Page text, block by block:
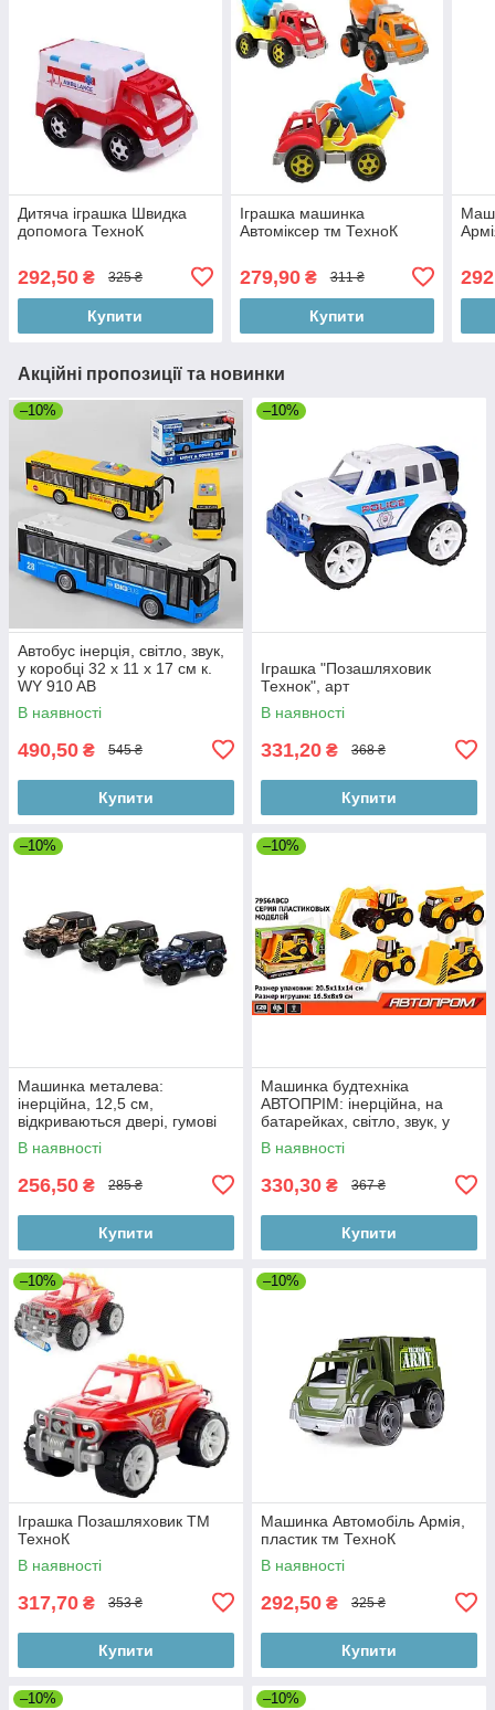
Дитяча іграшка Швидка
допомога ТехноК
292,50 ₴ 325 ₴
Купити
Іграшка машинка
Автоміксер тм ТехноК
279,90₴ 311 ₴
Купити
Акційні пропозиції та новинки
–10%
Автобус інерція, світло, звук,
у коробці 32 х 11 х 17 см к.
WY 910 AB
В наявності
490,50 ₴ 545 ₴
Купити
–10%
Іграшка "Позашляховик
Технок", арт
В наявності
331,20 ₴ 368 ₴
Купити
–10%
Машинка металева:
інерційна, 12,5 см,
відкриваються двері, гумові
колеса, в коробці 16-7-8 см
В наявності
256,50 ₴ 285 ₴
Купити
–10%
Машинка будтехніка
АВТОПРІМ: інерційна, на
батарейках, світло, звук, у
коробці 20, 5*11*14 см
В наявності
330,30 ₴ 367 ₴
Купити
–10%
Іграшка Позашляховик ТМ
ТехноК
В наявності
317,70 ₴ 353 ₴
Купити
–10%
Машинка Автомобіль Армія,
пластик тм ТехноК
В наявності
292,50 ₴ 325 ₴
Купити
–10% –10%